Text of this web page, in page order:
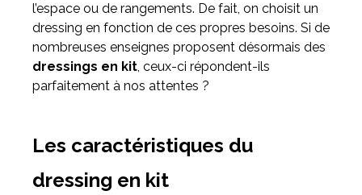
l’espace ou de rangements. De fait, on choisit un
dressing en fonction de ces propres besoins. Si de
nombreuses enseignes proposent désormais des
dressings en kit, ceux-ci répondent-ils
parfaitement à nos attentes ?
Les caractéristiques du
dressing en kit